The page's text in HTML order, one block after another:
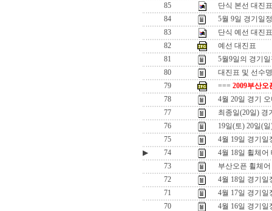
85
단식 본선 대진표
84
5월 9일 경기일정
83
단식 예선 대진
82
예선 대진표
81
5월9일의 경기
80
대진표 및 선수
79
=== 2009부산오
78
4월 20일 경기
77
최종일(20일) 경
76
19일(토) 20일(
75
4월 19일 경기일
▶
74
4월 18일 휠체어
73
부산오픈 휠체
72
4월 18일 경기일
71
4월 17일 경기일
70
4월 16일 경기일